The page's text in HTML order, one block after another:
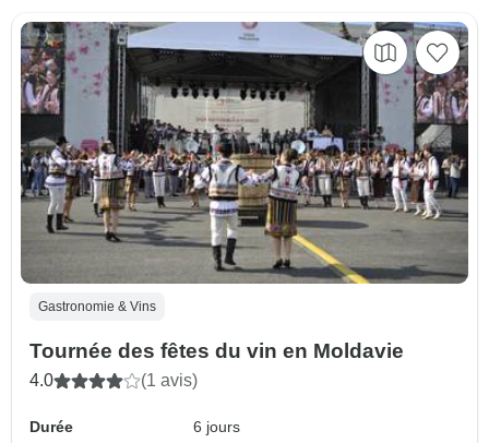
Gastronomie & Vins
Tournée des fêtes du vin en Moldavie
4.0 (1 avis)
Durée
6 jours